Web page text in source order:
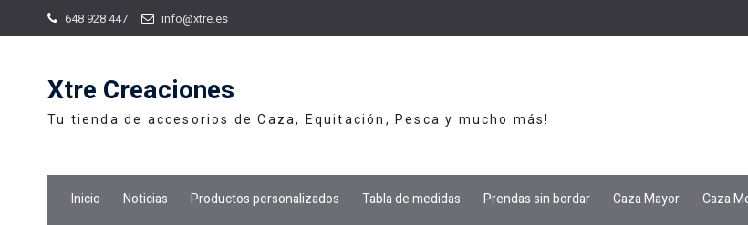
648 928 447 info@xtre.es
Xtre Creaciones
Tu tienda de accesorios de Caza, Equitación, Pesca y mucho más!
Inicio Noticias Productos personalizados Tabla de medidas Prendas sin bordar Caza Mayor Caza